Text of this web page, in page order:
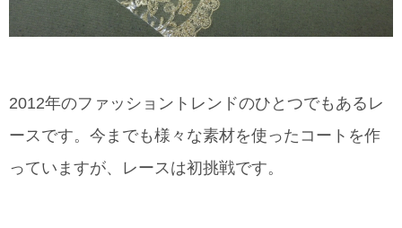
2012年のファッショントレンドのひとつでもあるレ
ースです。今までも様々な素材を使ったコートを作
っていますが、レースは初挑戦です。